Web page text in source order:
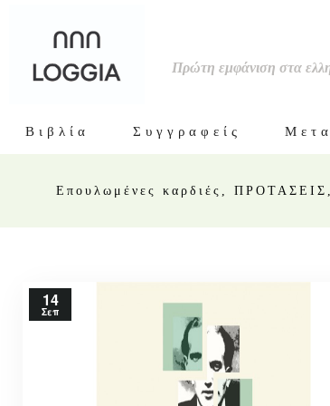
Πρώτη εμφάνιση στα
Βιβλία Συγγραφείς
Επουλωμένες καρδιές,
14
Σεπ